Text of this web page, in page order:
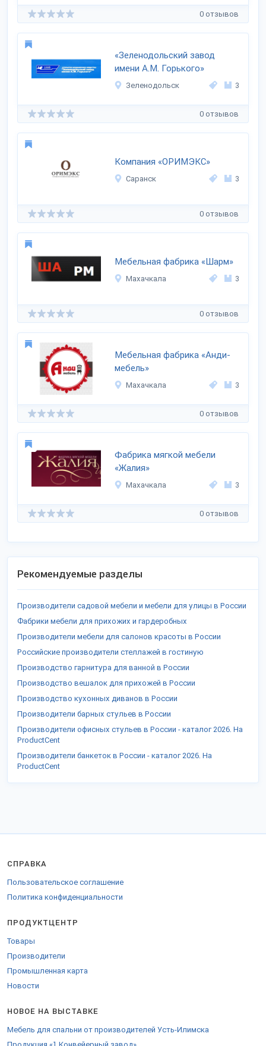
0 отзывов
«Зеленодольский завод
имени A.M. Горького»
Зеленодольск 3
0 отзывов
Компания «ОРИМЭКС»
Саранск 3
0 отзывов
Мебельная фабрика «Шарм»
Махачкала 3
0 отзывов
Мебельная фабрика «Анди-
мебель»
Махачкала 3
0 отзывов
Фабрика мягкой мебели
«Жалия»
Махачкала 3
0 отзывов
Рекомендуемые разделы
Производители садовой мебели и мебели для улицы в России
Фабрики мебели для прихожих и гардеробных
Производители мебели для салонов красоты в России
Российские производители стеллажей в гостиную
Производство гарнитура для ванной в России
Производство вешалок для прихожей в России
Производство кухонных диванов в России
Производители барных стульев в России
Производители офисных стульев в России - каталог 2026. На
ProductCent
Производители банкеток в России - каталог 2026. На
ProductCent
СПРАВКА
Пользовательское соглашение
Политика конфиденциальности
ПРОДУКТЦЕНТР
Товары
Производители
Промышленная карта
Новости
НОВОЕ НА ВЫСТАВКЕ
Мебель для спальни от производителей Усть-Илимска